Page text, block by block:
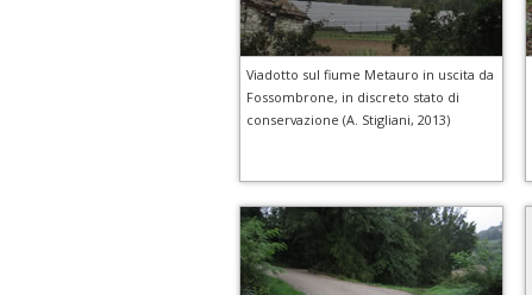
Viadotto sul fiume Metauro in uscita da
Fossombrone, in discreto stato di
conservazione (A. Stigliani, 2013)